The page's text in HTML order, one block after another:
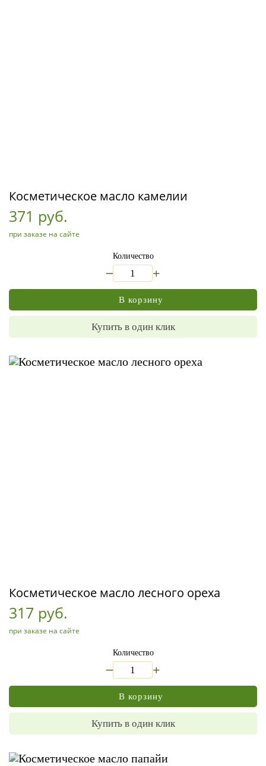
Косметическое масло камелии
371 руб.
при заказе на сайте
Количество
+
В корзину
Купить в один клик
Косметическое масло лесного ореха
317 руб.
при заказе на сайте
Количество
+
В корзину
Купить в один клик